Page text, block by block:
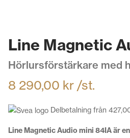
Line Magnetic
Hörlursförstärkare med
8 290,00 kr /st.
Delbetalning från
Line Magnetic Audio mini 84IA är